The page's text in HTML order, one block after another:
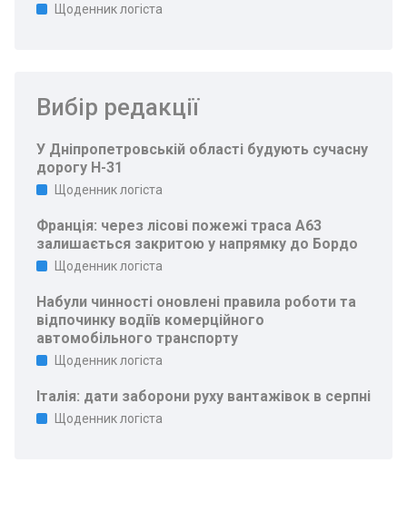
Щоденник логіста
Вибір редакції
У Дніпропетровській області будують сучасну
дорогу Н-31
Щоденник логіста
Франція: через лісові пожежі траса A63
залишається закритою у напрямку до Бордо
Щоденник логіста
Набули чинності оновлені правила роботи та
відпочинку водіїв комерційного
автомобільного транспорту
Щоденник логіста
Італія: дати заборони руху вантажівок в серпні
Щоденник логіста